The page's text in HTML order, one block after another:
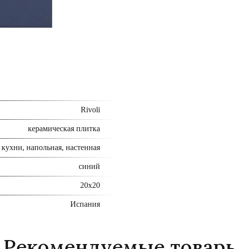
Rivoli
керамическая плитка
напольная, настенная
синий
20x20
Испания